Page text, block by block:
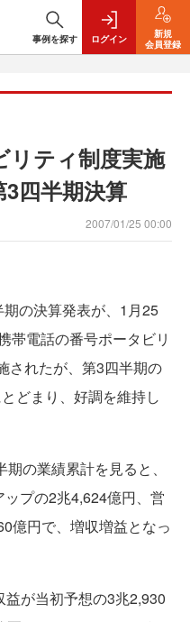
事例を探す ログイン
新規
会員登録
リティ制度実施
四半期決算
2007/01/25 00:00
の決算発表が、1月25
帯電話の番号ポータビリ
されたが、第3四半期の
どまり、好調を維持し
の業績累計を見ると、
プの2兆4,624億円、営
億円で、増収増益となっ
が当初予想の3兆2,930